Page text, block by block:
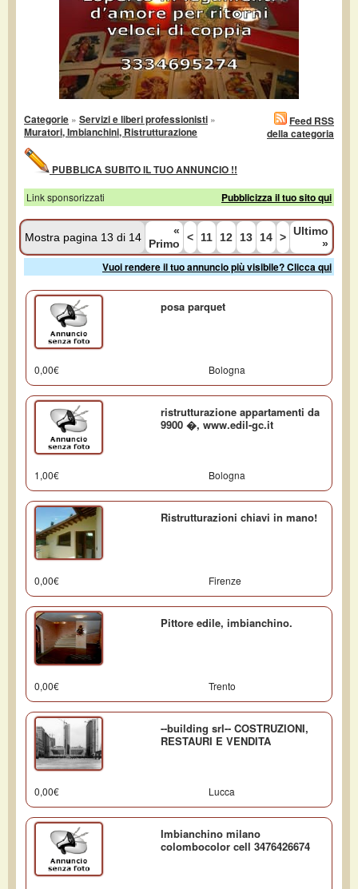
Categorie » Servizi e liberi professionisti »
Muratori, Imbianchini, Ristrutturazione
Feed RSS
della categoria
PUBBLICA SUBITO IL TUO ANNUNCIO !!
Link sponsorizzati Pubblicizza il tuo sito qui
Mostra pagina 13 di 14
«
Primo
< 11 12 13 14 > Ultimo
»
Vuoi rendere il tuo annuncio più visibile? Clicca qui
posa parquet
0,00€ Bologna
ristrutturazione appartamenti da
9900 �, www.edil-gc.it
1,00€ Bologna
Ristrutturazioni chiavi in mano!
0,00€ Firenze
Pittore edile, imbianchino.
0,00€ Trento
--building srl-- COSTRUZIONI,
RESTAURI E VENDITA
0,00€ Lucca
Imbianchino milano
colombocolor cell 3476426674